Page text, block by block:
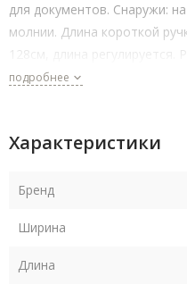
для документов. Снаружи:
молнии. Длина короткой
128см, длина регулируется.
подробнее
Характеристики
Бренд
Ширина
Длина